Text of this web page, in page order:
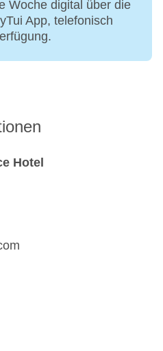
Woche digital über die
App, telefonisch
Hotel